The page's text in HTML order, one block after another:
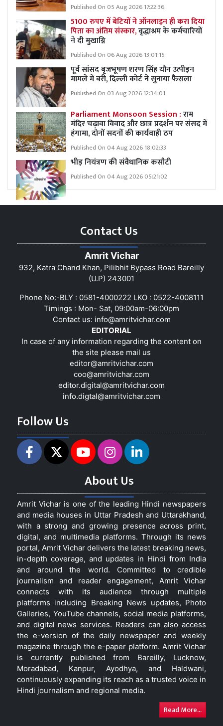
Published On 05 Aug 2026 17:22:36
5100 रुपए में बेटियों ने ऑनलाइन ही करा दिया
पिता का अंतिम संस्कार,वृद्धाश्रम के कर्मचारियों
ने दी मुखाग्नि
Published On 06 Aug 2026 13:01:15
पूर्व सांसद बृजभूषण शरण सिंह यौन उत्पीड़न
मामले में बरी, दिल्ली कोर्ट ने सुनाया फैसला
Published On 03 Aug 2026 12:34:01
Parliament Monsoon Session :राम
मंदिर चढ़ावा विवाद और छात्र प्रदर्शन पर संसद में
हंगामा, दोनों सदनों की कार्यवाही ठप
Published On 04 Aug 2026 18:02:33
भीड़ नियंत्रण की संवैधानिक कसौटी
Published On 04 Aug 2026 05:21:02
Contact Us
Amrit Vichar
932, Katra Chand Khan, Pilibhit Bypass Road Bareilly
(U.P) 243001
Phone No:-BLY : 0581-4000222 LKO : 0522-4008111
Timings : Mon- Sat, 09:00am-06:00pm
Contact us: info@amritvichar.com
EDITORIAL
In case of any information regarding the content on
the site please mail us
editor@amritvichar.com
coo@amritvichar.com
editor.digital@amritvichar.com
info.digtal@amritvichar.com
Follow Us
About Us
Amrit Vichar is one of the leading Hindi newspapers
and media houses in Uttar Pradesh and Uttarakhand,
with a strong and growing presence across print,
digital, and multimedia platforms. Through its news
portal, Amrit Vichar delivers the latest breaking news,
in-depth coverage, and updates in Hindi from India
and around the world. Committed to credible
journalism and reader engagement, Amrit Vichar
connects with its audience through multiple
platforms including Breaking News updates, Photo
Galleries, YouTube channels, social media platforms,
and digital news services. Readers can also access
the e-version of the daily newspaper and weekly
magazine through the e-paper platform. Amrit Vichar
is currently published from Bareilly, Lucknow,
Moradabad, Kanpur, Ayodhya, and Haldwani,
continuously expanding its reach as a trusted voice in
Hindi journalism and regional media.
Read More...